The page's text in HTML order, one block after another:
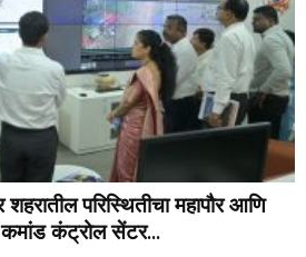
शहरातील परिस्थितीचा महापौर आणि
कंट्रोल सेंटर...